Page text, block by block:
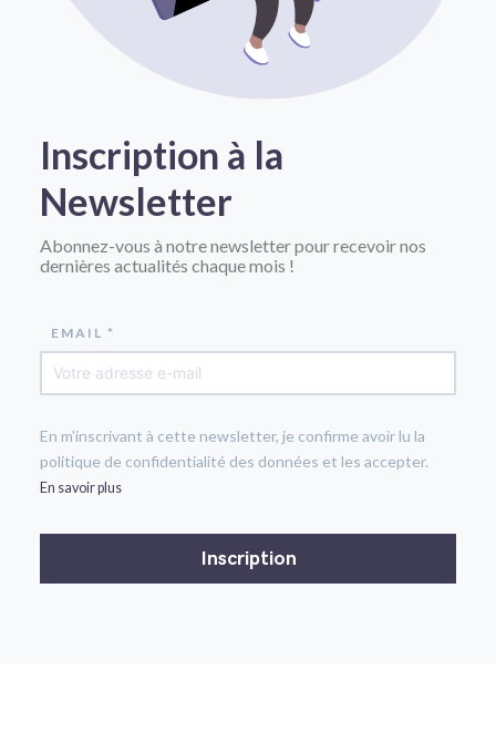
Inscription à la
Newsletter
Abonnez-vous à notre newsletter pour recevoir nos
dernières actualités chaque mois !
EMAIL *
En m'inscrivant à cette newsletter, je confirme avoir lu la
politique de confidentialité des données et les accepter.
En savoir plus